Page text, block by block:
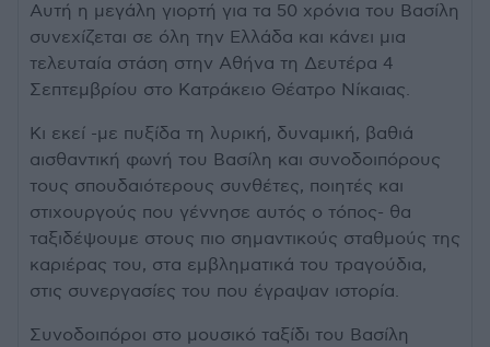
Αυτή η μεγάλη γιορτή για τα 50 χρόνια του Βασίλη
συνεχίζεται σε όλη την Ελλάδα και κάνει μια
τελευταία στάση στην Αθήνα τη Δευτέρα 4
Σεπτεμβρίου στο Κατράκειο Θέατρο Νίκαιας.
Κι εκεί -με πυξίδα τη λυρική, δυναμική, βαθιά
αισθαντική φωνή του Βασίλη και συνοδοιπόρους
τους σπουδαιότερους συνθέτες, ποιητές και
στιχουργούς που γέννησε αυτός ο τόπος- θα
ταξιδέψουμε στους πιο σημαντικούς σταθμούς της
καριέρας του, στα εμβληματικά του τραγούδια,
στις συνεργασίες του που έγραψαν ιστορία.
Συνοδοιπόροι στο μουσικό ταξίδι του Βασίλη